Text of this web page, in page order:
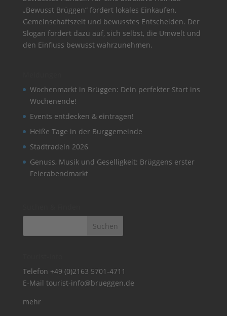
„Bewusst Brüggen“ fördert lokales Einkaufen,
Gemeinschaftszeit und bewusstes Entscheiden. Der
Slogan fordert dazu auf, sich selbst, die Umwelt und
den Einfluss bewusst wahrzunehmen.
Wochenmarkt in Brüggen: Dein perfekter Start ins
Wochenende!
Events entdecken & eintragen!
Heiße Tage in der Burggemeinde
Stadtradeln 2026
Genuss, Musik und Geselligkeit: Brüggens erster
Feierabendmarkt
Telefon +49 (0)2163 5701-4711
E-Mail tourist-info@brueggen.de
mehr